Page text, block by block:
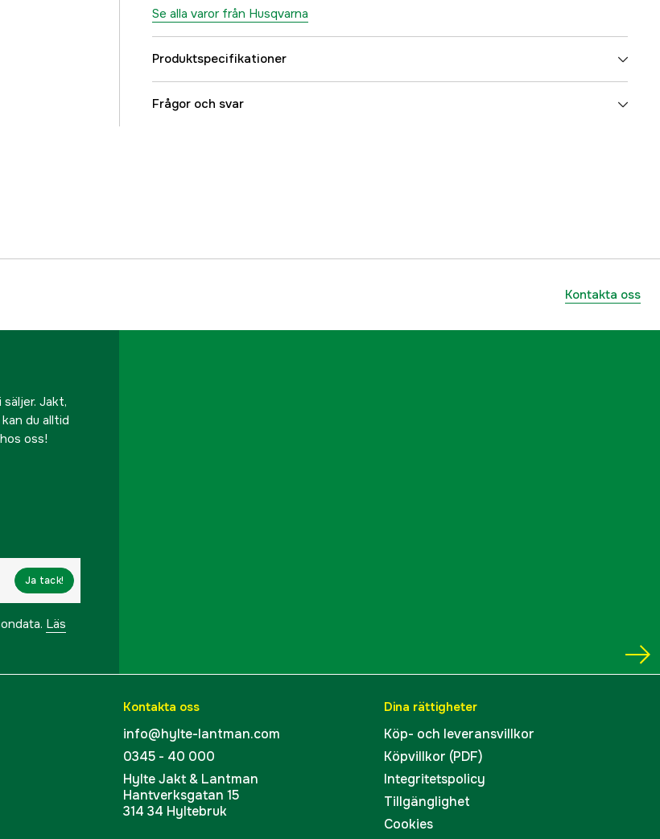
Se alla varor från Husqvarna
Produktspecifikationer
Certifications
Referensnummer 1000871976
5996503-07
Frågor och svar
Kontakta oss
Jakt,
du alltid
oss!
Ja tack!
Läs
Kontakta oss
info@hylte-lantman.com
0345 - 40 000
Hylte Jakt & Lantman
Hantverksgatan 15
314 34 Hyltebruk
Dina rättigheter
Köp- och leveransvillkor
Köpvillkor (PDF)
Integritetspolicy
Tillgänglighet
Cookies